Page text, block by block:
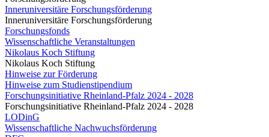
Inneruniversitäre Forschungsförderung
Inneruniversitäre Forschungsförderung
Forschungsfonds
Wissenschaftliche Veranstaltungen
Nikolaus Koch Stiftung
Nikolaus Koch Stiftung
Hinweise zur Förderung
Hinweise zum Studienstipendium
Forschungsinitiative Rheinland-Pfalz 2024 - 2028
Forschungsinitiative Rheinland-Pfalz 2024 - 2028
LODinG
Wissenschaftliche Nachwuchsförderung